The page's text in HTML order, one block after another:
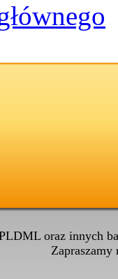
PLDML oraz innych
Zapraszamy